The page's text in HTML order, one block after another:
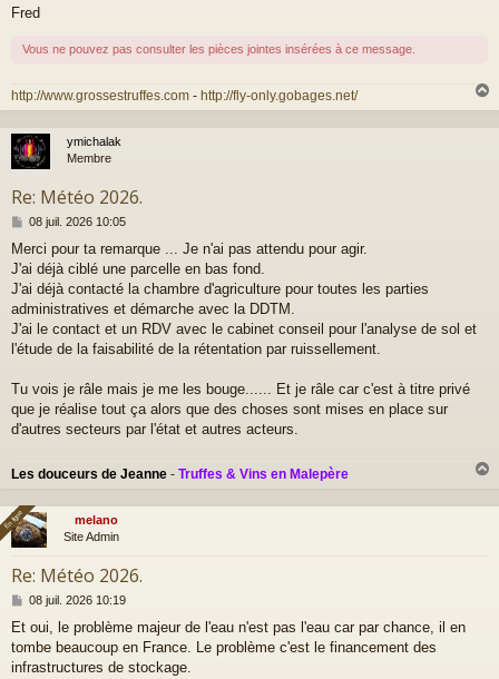
Fred
Vous ne pouvez pas consulter les pièces jointes insérées à ce message.
http://www.grossestruffes.com - http://fly-only.gobages.net/
a
ymichalak
Membre
Re: Météo 2026.
M
s
s
a
g
e
08 juil. 2026 10:05
Merci pour ta remarque ... Je n'ai pas attendu pour agir.
J'ai déjà ciblé une parcelle en bas fond.
J'ai déjà contacté la chambre d'agriculture pour toutes les parties
administratives et démarche avec la DDTM.
J'ai le contact et un RDV avec le cabinet conseil pour l'analyse de sol et
l'étude de la faisabilité de la rétentation par ruissellement.
Tu vois je râle mais je me les bouge...... Et je râle car c'est à titre privé
que je réalise tout ça alors que des choses sont mises en place sur
d'autres secteurs par l'état et autres acteurs.
Les douceurs de Jeanne - Truffes & Vins en Malepère
u
melano
Site Admin
Re: Météo 2026.
M
s
s
a
08 juil. 2026 10:19
Et oui, le problème majeur de l'eau n'est pas l'eau car par chance, il en
tombe beaucoup en France. Le problème c'est le financement des
infrastructures de stockage.
En ligne
En ligne